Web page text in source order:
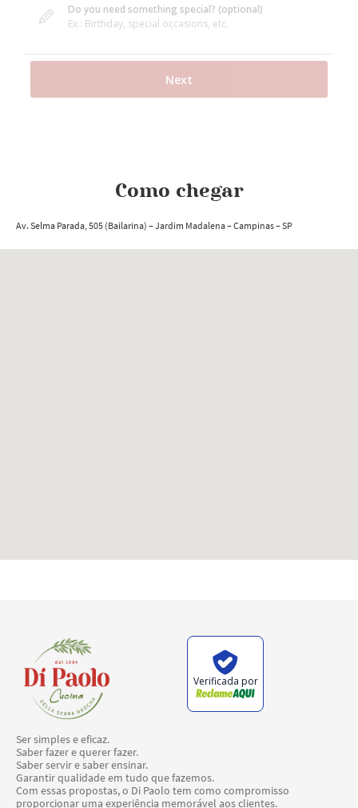
Como chegar
Av. Selma Parada, 505 (Bailarina) – Jardim Madalena– Campinas– SP
Verificada por
Ser simples e eficaz.
Saber fazer e querer fazer.
Saber servir e saber ensinar.
Garantir qualidade em tudo que fazemos.
Com essas propostas, o Di Paolo tem como compromisso
proporcionar uma experiência memorável aos clientes.